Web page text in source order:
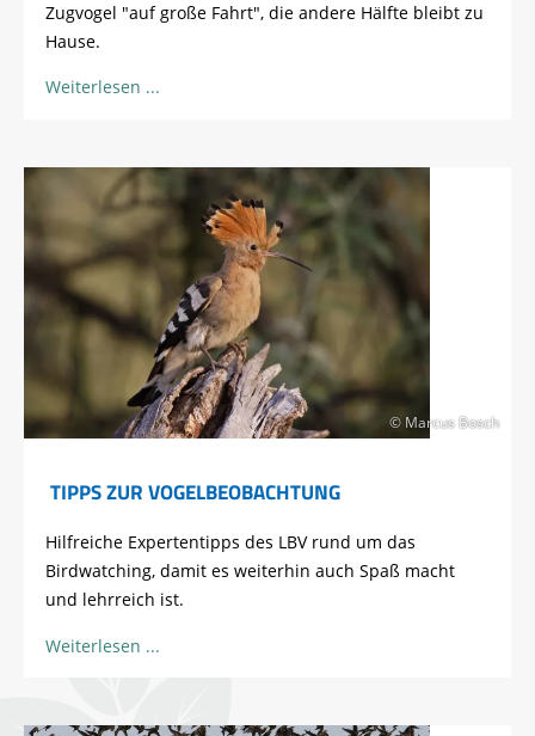
Zugvogel "auf große Fahrt", die andere Hälfte bleibt zu
Hause.
Weiterlesen
© Marcus Bosch
TIPPS ZUR VOGELBEOBACHTUNG
Hilfreiche Expertentipps des LBV rund um das
Birdwatching, damit es weiterhin auch Spaß macht
und lehrreich ist.
Weiterlesen